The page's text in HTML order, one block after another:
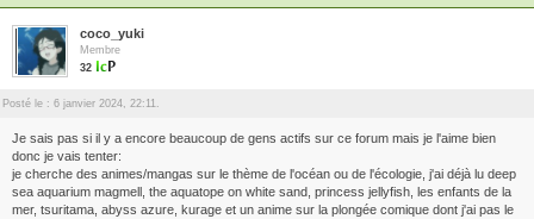
coco_yuki
Membre
32
Posté le : 6 janvier 2024, 22:11.
Je sais pas si il y a encore beaucoup de gens actifs sur ce forum mais je l'aime bien
donc je vais tenter:
je cherche des animes/mangas sur le thème de l'océan ou de l'écologie, j'ai déjà lu deep
sea aquarium magmell, the aquatope on white sand, princess jellyfish, les enfants de la
mer, tsuritama, abyss azure, kurage et un anime sur la plongée comique dont j'ai pas le